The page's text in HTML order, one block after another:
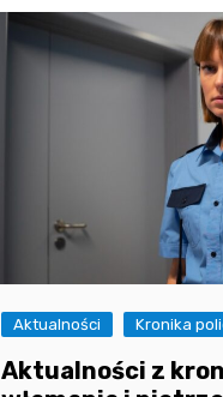
Aktualności Kronika
Aktualności z